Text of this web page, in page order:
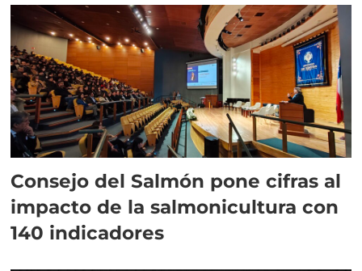
Consejo del Salmón pone cifras al
impacto de la salmonicultura con
140 indicadores